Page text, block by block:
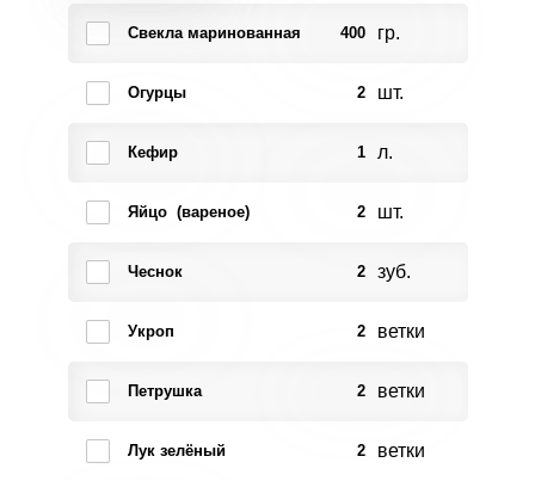
Свекла маринованная 400 гр.
Огурцы 2 шт.
Кефир 1 л.
Яйцо (вареное) 2 шт.
Чеснок 2 зуб.
Укроп 2 ветки
Петрушка 2 ветки
Лук зелёный 2 ветки